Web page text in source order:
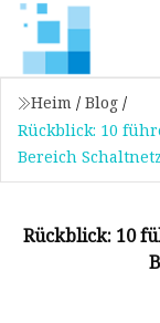
Heim / Blog /
Rückblick: 10
Bereich
Rückblick: 10